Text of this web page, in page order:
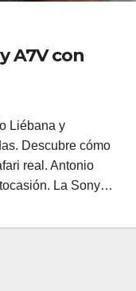
A7V con
Liébana y
Descubre cómo
real. Antonio
La Sony…